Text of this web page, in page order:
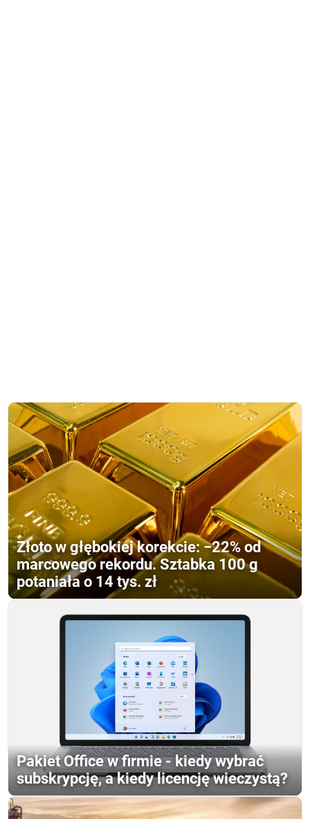
Złoto w głębokiej korekcie: −22% od
marcowego rekordu. Sztabka 100 g
potaniała o 14 tys. zł
Pakiet Office w firmie - kiedy wybrać
subskrypcję, a kiedy licencję wieczystą?